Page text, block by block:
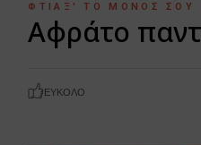
ΦΤΙΆΞ' ΤΟ ΜΌΝΟΣ ΣΟΥ
Αφράτο
ΕΎΚΟΛΟ